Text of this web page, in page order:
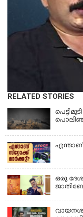
RELATED STORIES
എന്താണ്
ഒരു